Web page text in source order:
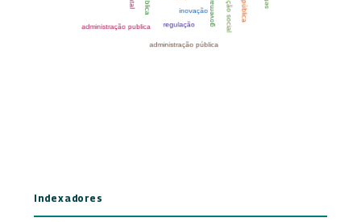
Indexadores